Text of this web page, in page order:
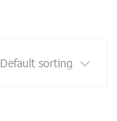
Default sorting